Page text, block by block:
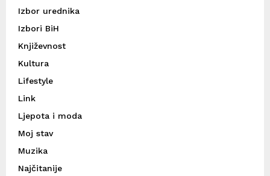
Izbor urednika
Izbori BiH
Književnost
Kultura
Lifestyle
Link
Ljepota i moda
Moj stav
Muzika
Najčitanije